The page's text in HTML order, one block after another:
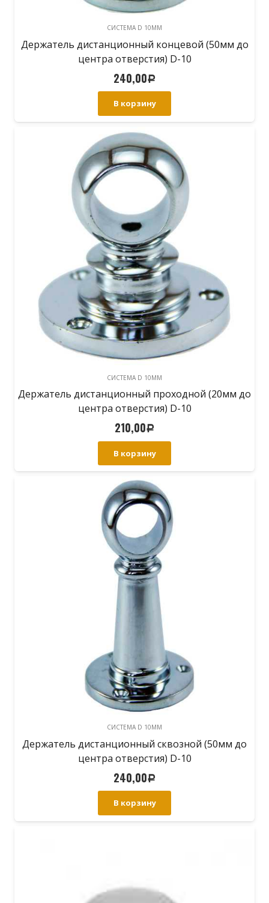
СИСТЕМА D 10MM
Держатель дистанционный концевой (50мм до
центра отверстия) D-10
240,00Р
В корзину
СИСТЕМА D 10MM
Держатель дистанционный проходной (20мм до
центра отверстия) D-10
210,00Р
В корзину
СИСТЕМА D 10MM
Держатель дистанционный сквозной (50мм до
центра отверстия) D-10
240,00Р
В корзину